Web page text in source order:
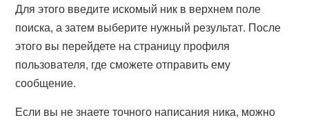
Для этого введите искомый ник в верхнем поле
поиска, а затем выберите нужный результат. После
этого вы перейдете на страницу профиля
пользователя, где сможете отправить ему
сообщение.
Если вы не знаете точного написания ника, можно